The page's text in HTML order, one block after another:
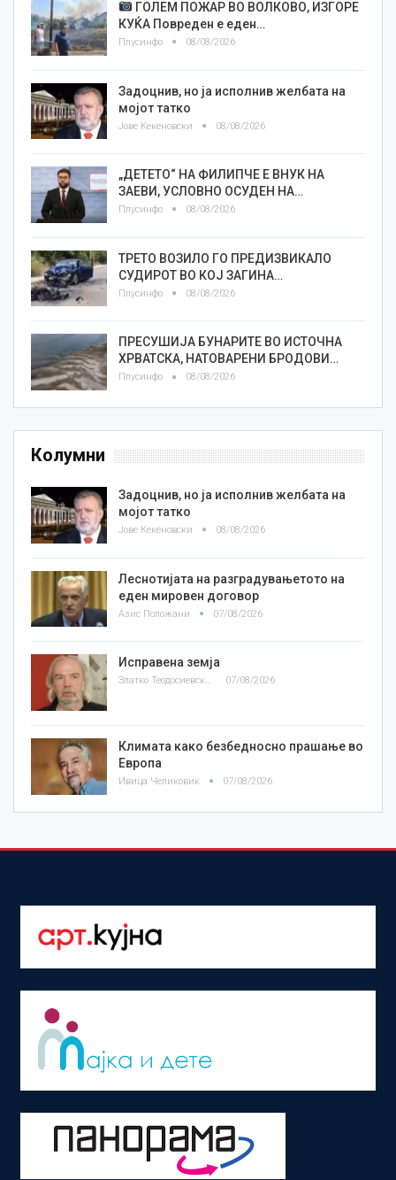
ГОЛЕМ ПОЖАР ВО ВОЛКОВО, ИЗГОРЕ
КУЌА Повреден е еден…
Плусинфо 08/08/2026
Задоцнив, но ја исполнив желбата на
мојот татко
Јове Кекеновски 08/08/2026
„ДЕТЕТО“ НА ФИЛИПЧЕ Е ВНУК НА
ЗАЕВИ, УСЛОВНО ОСУДЕН НА…
Плусинфо 08/08/2026
ТРЕТО ВОЗИЛО ГО ПРЕДИЗВИКАЛО
СУДИРОТ ВО КОЈ ЗАГИНА…
Плусинфо 08/08/2026
ПРЕСУШИЈА БУНАРИТЕ ВО ИСТОЧНА
ХРВАТСКА, НАТОВАРЕНИ БРОДОВИ…
Плусинфо 08/08/2026
Колумни
Задоцнив, но ја исполнив желбата на
мојот татко
Јове Кекеновски 08/08/2026
Леснотијата на разградувањетото на
еден мировен договор
Азис Положани 07/08/2026
Исправена земја
Златко Теодосиевски 07/08/2026
Климата како безбедносно прашање во
Европа
Ивица Челиковиќ 07/08/2026